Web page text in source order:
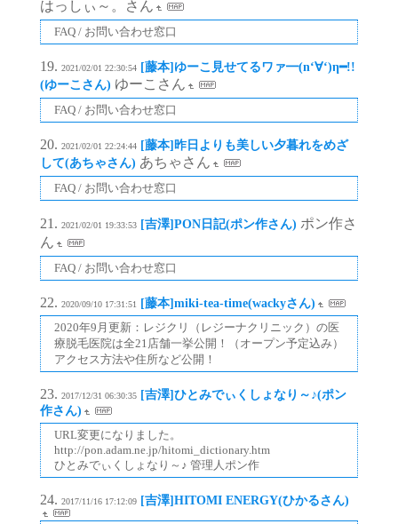
はっしぃ～。さん
FAQ / お問い合わせ窓口
2021/02/01 22:30:54 [藤本]ゆーこ見せてるワァ━(n‘∀‘)η━!!
(ゆーこさん) ゆーこさん
FAQ / お問い合わせ窓口
2021/02/01 22:24:44 [藤本]昨日よりも美しい夕暮れをめざ
して(あちゃさん) あちゃさん
FAQ / お問い合わせ窓口
2021/02/01 19:33:53 [吉澤]PON日記(ポン作さん) ポン作さ
ん
FAQ / お問い合わせ窓口
2020/09/10 17:31:51
[藤本]miki-tea-time(wackyさん)
2020年9月更新：レジクリ（レジーナクリニック）の医
療脱毛医院は全21店舗一挙公開！（オープン予定込み）
アクセス方法や住所など公開！
2017/12/31 06:30:35 [吉澤]ひとみでぃくしょなり～♪(ポン
作さん)
URL変更になりました。
http://pon.adam.ne.jp/hitomi_dictionary.htm
ひとみでぃくしょなり～♪ 管理人ポン作
2017/11/16 17:12:09 [吉澤]HITOMI ENERGY(ひかるさん)